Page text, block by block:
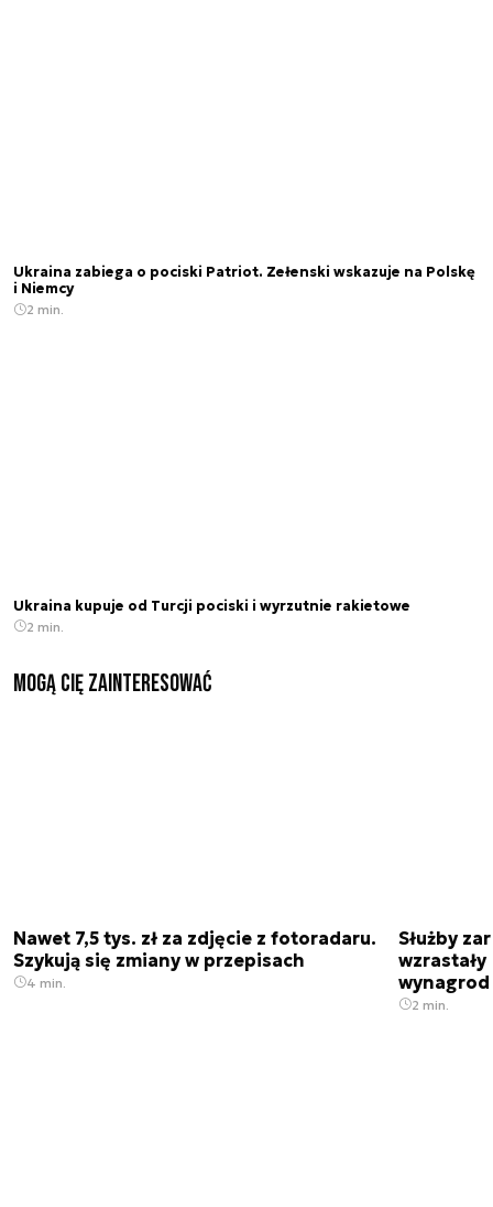
Ukraina zabiega o pociski Patriot. Zełenski wskazuje na Polskę
i Niemcy
2 min.
Ukraina kupuje od Turcji pociski i wyrzutnie rakietowe
2 min.
Mogą Cię zainteresować
Nawet 7,5 tys. zł za zdjęcie z fotoradaru.
Szykują się zmiany w przepisach
4 min.
Służby
2 min.